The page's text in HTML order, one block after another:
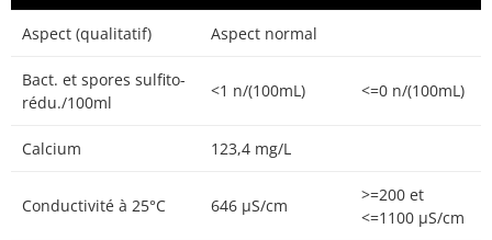
Aspect (qualitatif) Aspect normal
Bact. et spores sulfito-
rédu./100ml
<1 n/(100mL) <=0 n/(100mL)
Calcium 123,4 mg/L
Conductivité à 25°C 646 µS/cm
>=200 et
<=1100 µS/cm